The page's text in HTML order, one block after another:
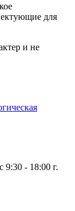
для
и не
9:30 - 18:00 г.